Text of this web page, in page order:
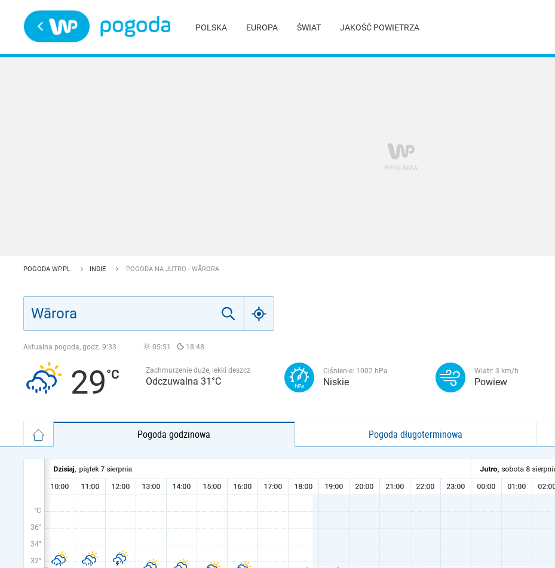
POLSKA EUROPA ŚWIAT JAKOŚĆ POWIETRZA
POGODA WP.PL INDIE POGODA NA JUTRO - WĀRORA
Aktualna pogoda, godz. 9:33 05:51 18:48
29 Zachmurzenie duże, lekki deszcz
Odczuwalna 31°C
Ciśnienie: 1002 hPa
Niskie
Wiatr: 3 km/h
Powiew
Pogoda godzinowa Pogoda długoterminowa
°C
36°
34°
32°